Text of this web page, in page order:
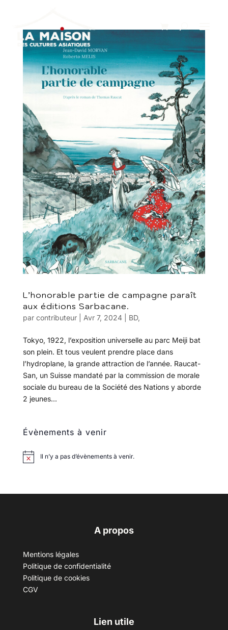
L’honorable partie de campagne paraît
aux éditions Sarbacane.
par contributeur| Avr 7, 2024| BD,
Tokyo, 1922, l’exposition universelle au parc Meiji bat
son plein. Et tous veulent prendre place dans
l’hydroplane, la grande attraction de l’année. Raucat-
San, un Suisse mandaté par la commission de morale
sociale du bureau de la Société des Nations y aborde
2 jeunes...
Évènements à venir
Il n’y a pas d’évènements à venir.
A propos
Mentions légales
Politique de confidentialité
Politique de cookies
CGV
Lien utile